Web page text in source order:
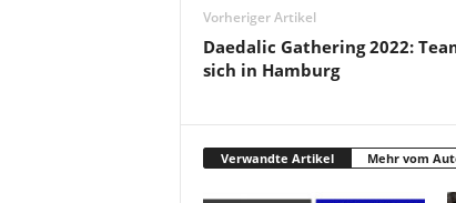
Vorheriger Artikel
Daedalic Gathering 2022:
sich in Hamburg
Verwandte Artikel Mehr vom